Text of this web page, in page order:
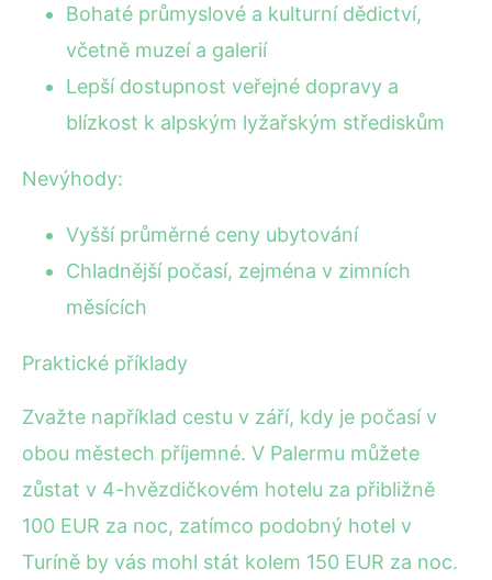
Bohaté průmyslové a kulturní dědictví,
včetně muzeí a galerií
Lepší dostupnost veřejné dopravy a
blízkost k alpským lyžařským střediskům
Nevýhody:
Vyšší průměrné ceny ubytování
Chladnější počasí, zejména v zimních
měsících
Praktické příklady
Zvažte například cestu v září, kdy je počasí v
obou městech příjemné. V Palermu můžete
zůstat v 4-hvězdičkovém hotelu za přibližně
100 EUR za noc, zatímco podobný hotel v
Turíně by vás mohl stát kolem 150 EUR za noc.